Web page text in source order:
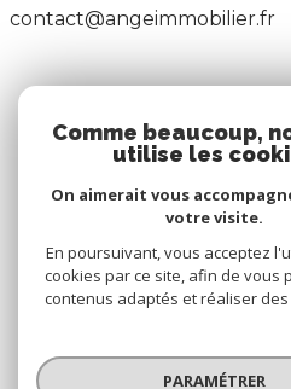
contact@angeimmobilier.fr
Nous
© 2026 | Tous
Comme beaucoup,
utilise les
On aimerait vous
votre visite.
En poursuivant, vous acceptez
cookies par ce site, afin de vous
contenus adaptés et réaliser
PARAMÉTRER